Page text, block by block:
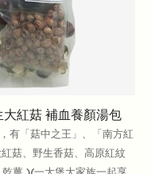
紅菇 補血養顏湯包
有「菇中之王」、「南方紅
菇、野生香菇、高原紅紋